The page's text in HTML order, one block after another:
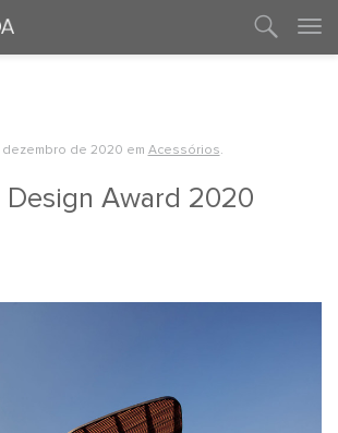
dezembro de 2020 em Acessórios.
Design Award 2020